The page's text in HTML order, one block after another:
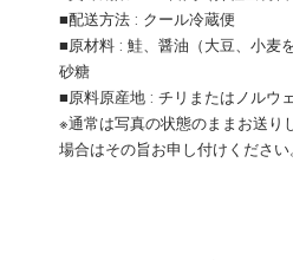
■配送方法 : クール冷蔵便
■原材料 : 鮭、醤油（大豆、小麦
砂糖
■原料原産地 : チリまたはノルウ
※通常は写真の状態のままお送り
場合はその旨お申し付けください